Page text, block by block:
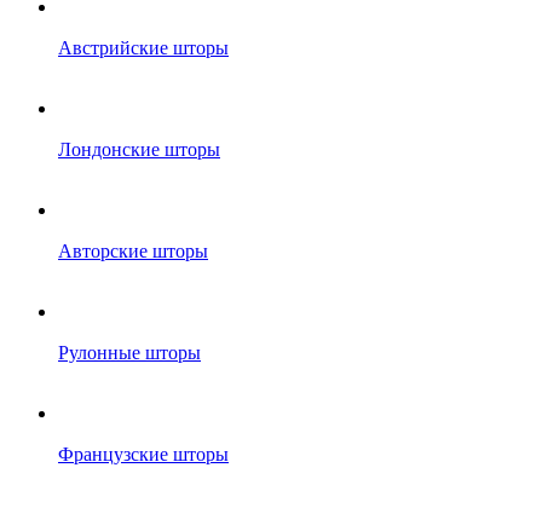
Австрийские шторы
Лондонские шторы
Авторские шторы
Рулонные шторы
Французские шторы